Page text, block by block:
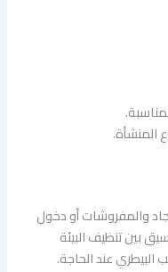
المنشأة.
والمفروشات أو دخول
بين تنظيف البيئة
البيطري عند الحاجة.